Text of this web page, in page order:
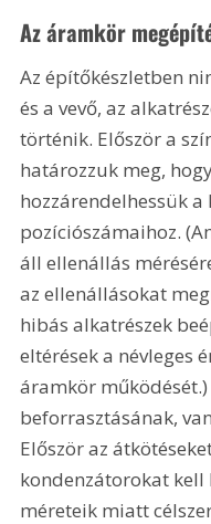
Az áramkör
Az építőkészletben
és a vevő, az
történik. Először a
határozzuk meg,
hozzárendelhessük
pozíciószámaihoz.
áll ellenállás
az ellenállásokat
hibás alkatrészek
eltérések a névleges
áramkör
beforrasztásának,
Először az
kondenzátorokat kell
méreteik miatt